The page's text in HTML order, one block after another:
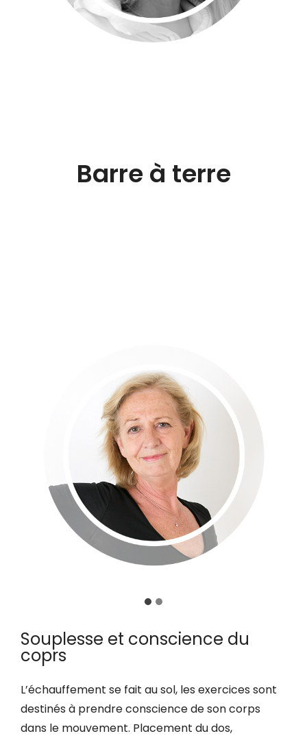
Barre à terre
Souplesse et conscience du
coprs
L’échauffement se fait au sol, les exercices sont
destinés à prendre conscience de son corps
dans le mouvement. Placement du dos,